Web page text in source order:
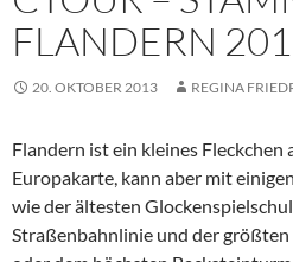
FLANDERN
20. OKTOBER 2013 REGINA
Flandern ist ein kleines Fleckchen
Europakarte, kann aber mit
wie der ältesten
Straßenbahnlinie und der